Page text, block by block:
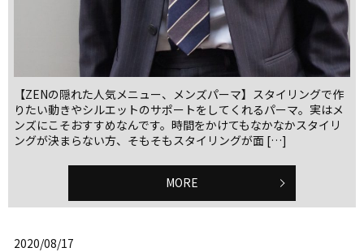
【ZENの隠れた人気メニュー、メンズパーマ】スタイリングで作
りたい動きやシルエットのサポートをしてくれるパーマ。実はメ
ンズにこそおすすめなんです。時間をかけてもなかなかスタイリ
ングが決まらない方、そもそもスタイリングが面 […]
MORE
2020/08/17